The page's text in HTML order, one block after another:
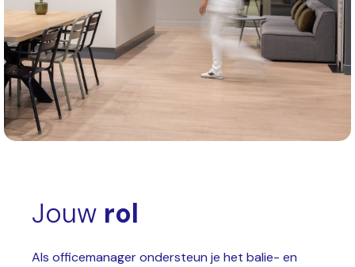
Jouw rol
Als officemanager ondersteun je het balie- en